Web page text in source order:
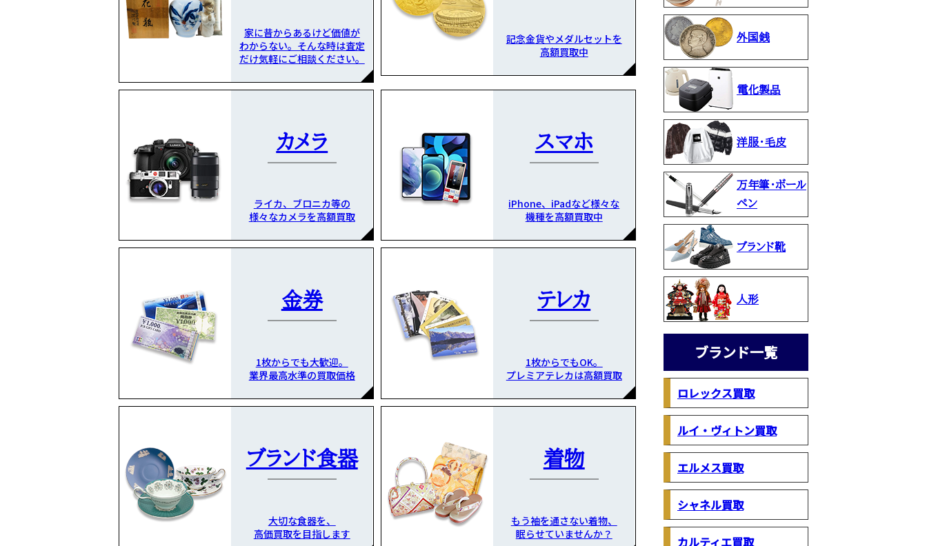
家に昔からあるけど価値が
わからない。そんな時は査定
だけ気軽にご相談ください。
記念金貨やメダルセットを
高額買取中
カメラ
ライカ、ブロニカ等の
様々なカメラを高額買取
スマホ
iPhone、iPadなど様々な
機種を高額買取中
金券
1枚からでも大歓迎。
業界最高水準の買取価格
テレカ
1枚からでもOK。
プレミアテレカは高額買取
ブランド食器
大切な食器を、
高価買取を目指します
着物
もう袖を通さない着物、
眠らせていませんか？
外国銭
電化製品
洋服・毛皮
万年筆・ボール
ペン
ブランド靴
人形
ブランド一覧
ロレックス買取
ルイ・ヴィトン買取
エルメス買取
シャネル買取
カルティエ買取